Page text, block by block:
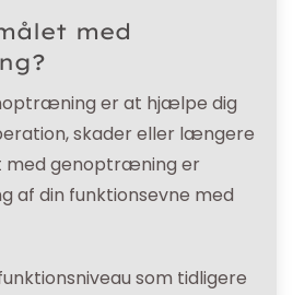
med
er at hjælpe dig
skader eller længere
med genoptræning er
af din funktionsevne med
som tidligere